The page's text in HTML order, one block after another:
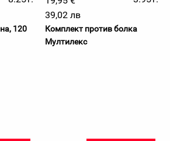
120
39,02 лв
Комплект против болка
Мултилекс